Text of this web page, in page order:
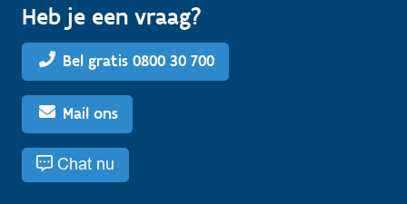
Heb je een vraag?
Bel gratis 0800 30 700
Mail ons
Chat nu